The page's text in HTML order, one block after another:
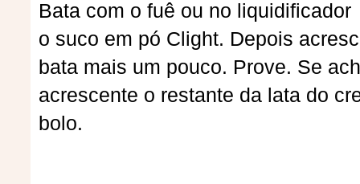
Bata com o fuê ou no
o suco em pó Clight. Depois
bata mais um pouco. Prove. Se
acrescente o restante da lata do
bolo.